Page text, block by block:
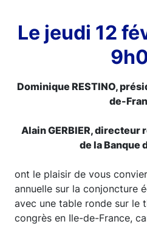
Le jeudi 12
Dominique RESTINO,
de-
Alain GERBIER,
de la Banque
ont le plaisir de vous
annuelle sur la conjoncture
avec une table ronde sur le
congrès en Ile-de-France,